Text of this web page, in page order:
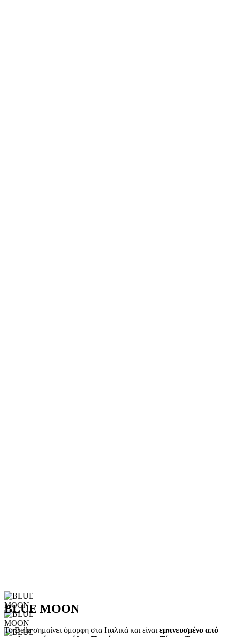
BLUE MOON
Το Bella σημαίνει όμορφη στα Ιταλικά και είναι εμπνευσμένο από